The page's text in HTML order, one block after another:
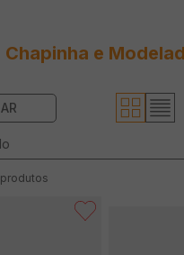
Chapinha e
produtos